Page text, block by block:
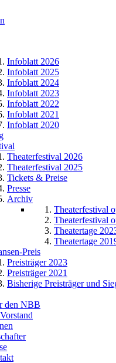
Infoblatt 2026
Infoblatt 2025
Infoblatt 2024
Infoblatt 2023
Infoblatt 2022
Infoblatt 2021
Infoblatt 2020
Theaterfestival 2026
Theaterfestival 2025
Tickets & Preise
Presse
Archiv
Theaterfestival
Theaterfestival
Theatertage
Theatertage
Preis
Preisträger 2023
Preisträger 2021
Bisherige Preisträger und
den NBB